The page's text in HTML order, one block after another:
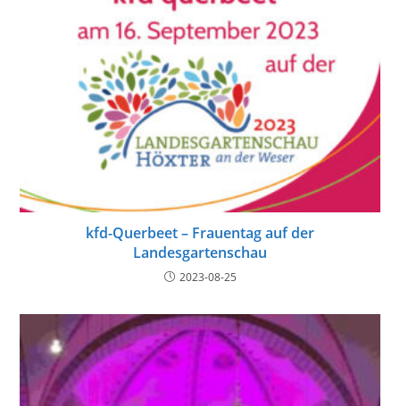
kfd-Querbeet – Frauentag auf der
Landesgartenschau
2023-08-25